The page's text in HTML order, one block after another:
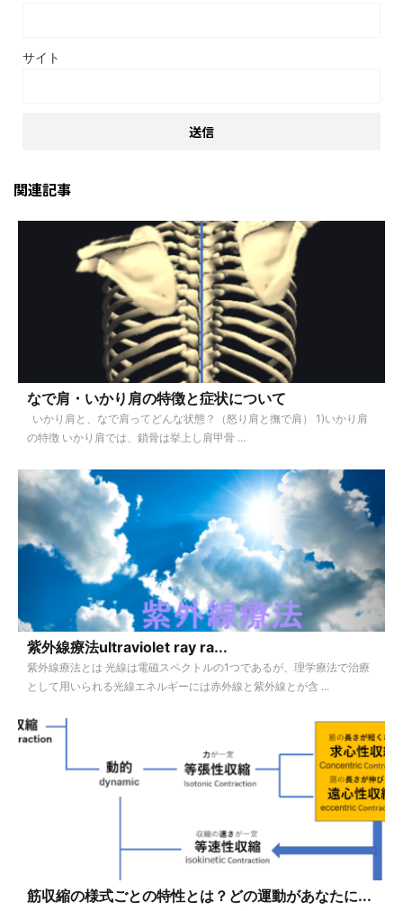
サイト
関連記事
なで肩・いかり肩の特徴と症状について
いかり肩と、なで肩ってどんな状態？（怒り肩と撫で肩） 1)いかり肩
の特徴 いかり肩では、鎖骨は挙上し肩甲骨 ...
紫外線療法ultraviolet ray ra...
紫外線療法とは 光線は電磁スペクトルの1つであるが、理学療法で治療
として用いられる光線エネルギーには赤外線と紫外線とが含 ...
筋収縮の様式ごとの特性とは？どの運動があなたに...